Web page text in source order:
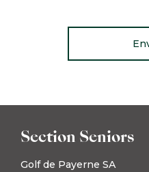
Section Seniors
Golf de Payerne SA